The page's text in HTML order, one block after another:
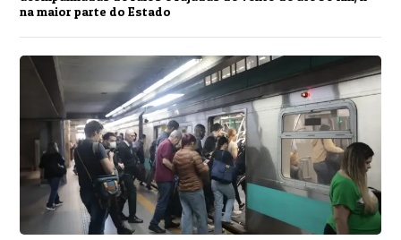
na maior parte do Estado